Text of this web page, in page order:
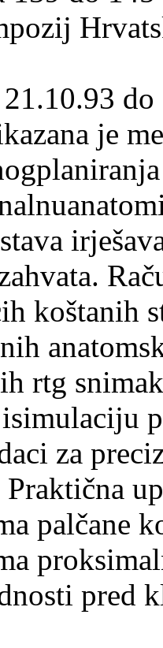
je
koštanih
rtg
za
Praktična
palčane
pred